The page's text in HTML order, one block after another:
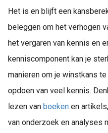
Het is en blijft een
beleggen om het verhogen
het vergaren van kennis en
kenniscomponent kan je
manieren om je winstkans
opdoen van veel kennis.
lezen van boeken en
van onderzoek en analyses